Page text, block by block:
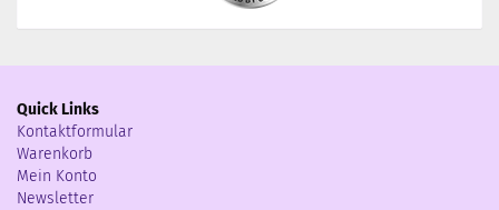
Quick Links
Kontaktformular
Warenkorb
Mein Konto
Newsletter